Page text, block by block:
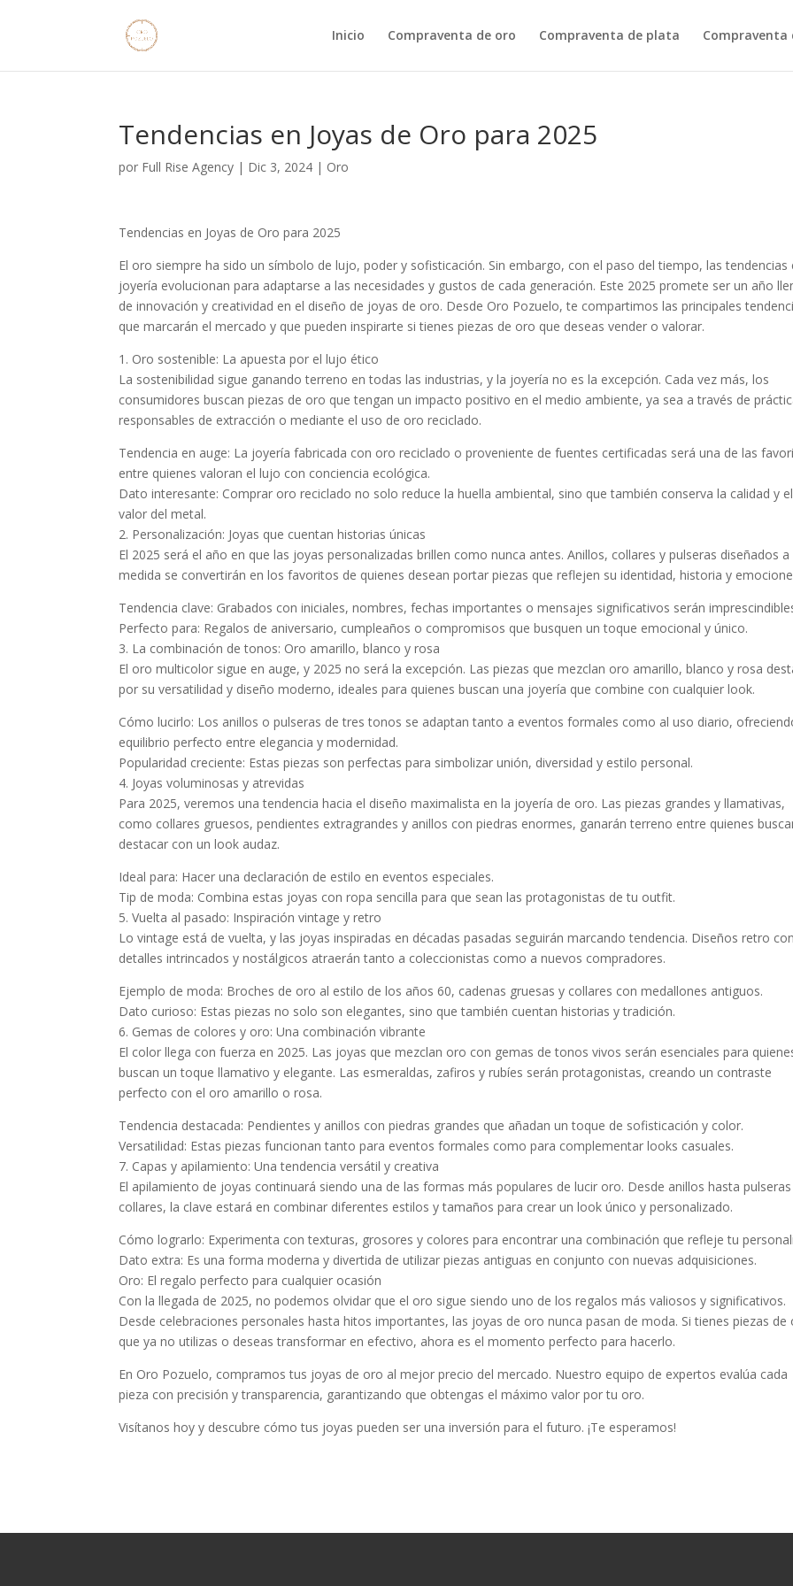
Inicio Compraventa de oro Compraventa de plata Compraventa
Tendencias en Joyas de Oro para 2025
por Full Rise Agency | Dic 3, 2024 | Oro
Tendencias en Joyas de Oro para 2025
El oro siempre ha sido un símbolo de lujo, poder y sofisticación. Sin embargo, con el paso del tiempo, las tendencias
joyería evolucionan para adaptarse a las necesidades y gustos de cada generación. Este 2025 promete ser un año
de innovación y creatividad en el diseño de joyas de oro. Desde Oro Pozuelo, te compartimos las principales
que marcarán el mercado y que pueden inspirarte si tienes piezas de oro que deseas vender o valorar.
1. Oro sostenible: La apuesta por el lujo ético
La sostenibilidad sigue ganando terreno en todas las industrias, y la joyería no es la excepción. Cada vez más, los
consumidores buscan piezas de oro que tengan un impacto positivo en el medio ambiente, ya sea a través de
responsables de extracción o mediante el uso de oro reciclado.
Tendencia en auge: La joyería fabricada con oro reciclado o proveniente de fuentes certificadas será una de las
entre quienes valoran el lujo con conciencia ecológica.
Dato interesante: Comprar oro reciclado no solo reduce la huella ambiental, sino que también conserva la calidad y el
valor del metal.
2. Personalización: Joyas que cuentan historias únicas
El 2025 será el año en que las joyas personalizadas brillen como nunca antes. Anillos, collares y pulseras diseñados a
medida se convertirán en los favoritos de quienes desean portar piezas que reflejen su identidad, historia y
Tendencia clave: Grabados con iniciales, nombres, fechas importantes o mensajes significativos serán
Perfecto para: Regalos de aniversario, cumpleaños o compromisos que busquen un toque emocional y único.
3. La combinación de tonos: Oro amarillo, blanco y rosa
El oro multicolor sigue en auge, y 2025 no será la excepción. Las piezas que mezclan oro amarillo, blanco y rosa
por su versatilidad y diseño moderno, ideales para quienes buscan una joyería que combine con cualquier look.
Cómo lucirlo: Los anillos o pulseras de tres tonos se adaptan tanto a eventos formales como al uso diario,
equilibrio perfecto entre elegancia y modernidad.
Popularidad creciente: Estas piezas son perfectas para simbolizar unión, diversidad y estilo personal.
4. Joyas voluminosas y atrevidas
Para 2025, veremos una tendencia hacia el diseño maximalista en la joyería de oro. Las piezas grandes y llamativas,
como collares gruesos, pendientes extragrandes y anillos con piedras enormes, ganarán terreno entre quienes
destacar con un look audaz.
Ideal para: Hacer una declaración de estilo en eventos especiales.
Tip de moda: Combina estas joyas con ropa sencilla para que sean las protagonistas de tu outfit.
5. Vuelta al pasado: Inspiración vintage y retro
Lo vintage está de vuelta, y las joyas inspiradas en décadas pasadas seguirán marcando tendencia. Diseños retro con
detalles intrincados y nostálgicos atraerán tanto a coleccionistas como a nuevos compradores.
Ejemplo de moda: Broches de oro al estilo de los años 60, cadenas gruesas y collares con medallones antiguos.
Dato curioso: Estas piezas no solo son elegantes, sino que también cuentan historias y tradición.
6. Gemas de colores y oro: Una combinación vibrante
El color llega con fuerza en 2025. Las joyas que mezclan oro con gemas de tonos vivos serán esenciales para
buscan un toque llamativo y elegante. Las esmeraldas, zafiros y rubíes serán protagonistas, creando un contraste
perfecto con el oro amarillo o rosa.
Tendencia destacada: Pendientes y anillos con piedras grandes que añadan un toque de sofisticación y color.
Versatilidad: Estas piezas funcionan tanto para eventos formales como para complementar looks casuales.
7. Capas y apilamiento: Una tendencia versátil y creativa
El apilamiento de joyas continuará siendo una de las formas más populares de lucir oro. Desde anillos hasta
collares, la clave estará en combinar diferentes estilos y tamaños para crear un look único y personalizado.
Cómo lograrlo: Experimenta con texturas, grosores y colores para encontrar una combinación que refleje tu
Dato extra: Es una forma moderna y divertida de utilizar piezas antiguas en conjunto con nuevas adquisiciones.
Oro: El regalo perfecto para cualquier ocasión
Con la llegada de 2025, no podemos olvidar que el oro sigue siendo uno de los regalos más valiosos y significativos.
Desde celebraciones personales hasta hitos importantes, las joyas de oro nunca pasan de moda. Si tienes piezas de
que ya no utilizas o deseas transformar en efectivo, ahora es el momento perfecto para hacerlo.
En Oro Pozuelo, compramos tus joyas de oro al mejor precio del mercado. Nuestro equipo de expertos evalúa cada
pieza con precisión y transparencia, garantizando que obtengas el máximo valor por tu oro.
Visítanos hoy y descubre cómo tus joyas pueden ser una inversión para el futuro. ¡Te esperamos!